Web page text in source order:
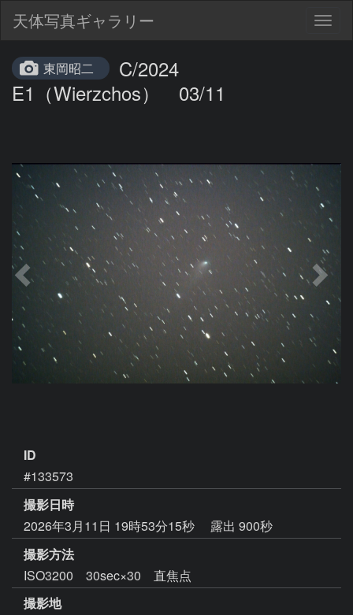
天体写真ギャラリー
東岡昭二
C/2024
E1（Wierzchos） 03/11
ID
#133573
撮影日時
2026年3月11日 19時53分15秒
露出 900秒
撮影方法
ISO3200 30sec×30 直焦点
撮影地